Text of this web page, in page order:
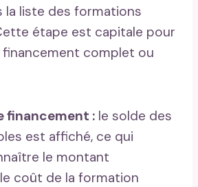
la liste des formations
étape est capitale pour
complet ou
financement : le solde des
est affiché, ce qui
le montant
coût de la formation